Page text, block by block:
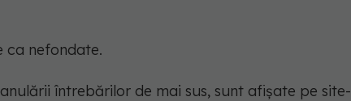
ca nefondate.
întrebărilor de mai sus, sunt afișate pe site-